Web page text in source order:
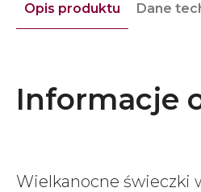
Opis produktu Dane
Informacje
Wielkanocne świeczki